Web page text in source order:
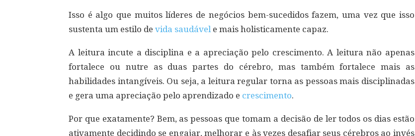
Isso é algo que muitos líderes de negócios bem-sucedidos fazem, uma vez que isso
sustenta um estilo de vida saudávele mais holisticamente capaz.
A leitura incute a disciplina e a apreciação pelo crescimento. A leitura não apenas
fortalece ou nutre as duas partes do cérebro, mas também fortalece mais as
habilidades intangíveis. Ou seja, a leitura regular torna as pessoas mais disciplinadas
e gera uma apreciação pelo aprendizado e crescimento.
Por que exatamente? Bem, as pessoas que tomam a decisão de ler todos os dias estão
ativamente decidindo se engajar, melhorar e às vezes desafiar seus cérebros ao invés